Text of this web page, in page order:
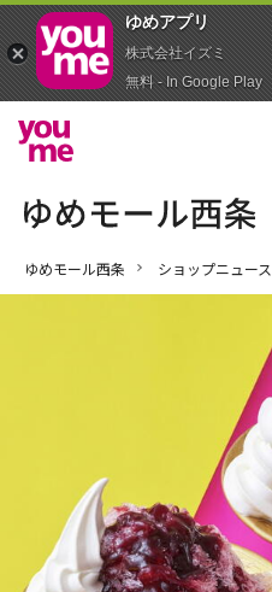
ゆめモール西条 ショップニュース
ゆめアプ‪リ‬
株式会社イズミ
無料 - In Google Play